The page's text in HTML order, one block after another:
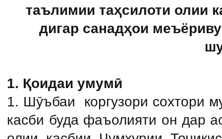
таълимии таҳсилоти олии
дигар санадҳои
1. Қоидаи умумӣ
1. Шӯъбаи коргузори сохтори
касби буда фаъолияти он дар